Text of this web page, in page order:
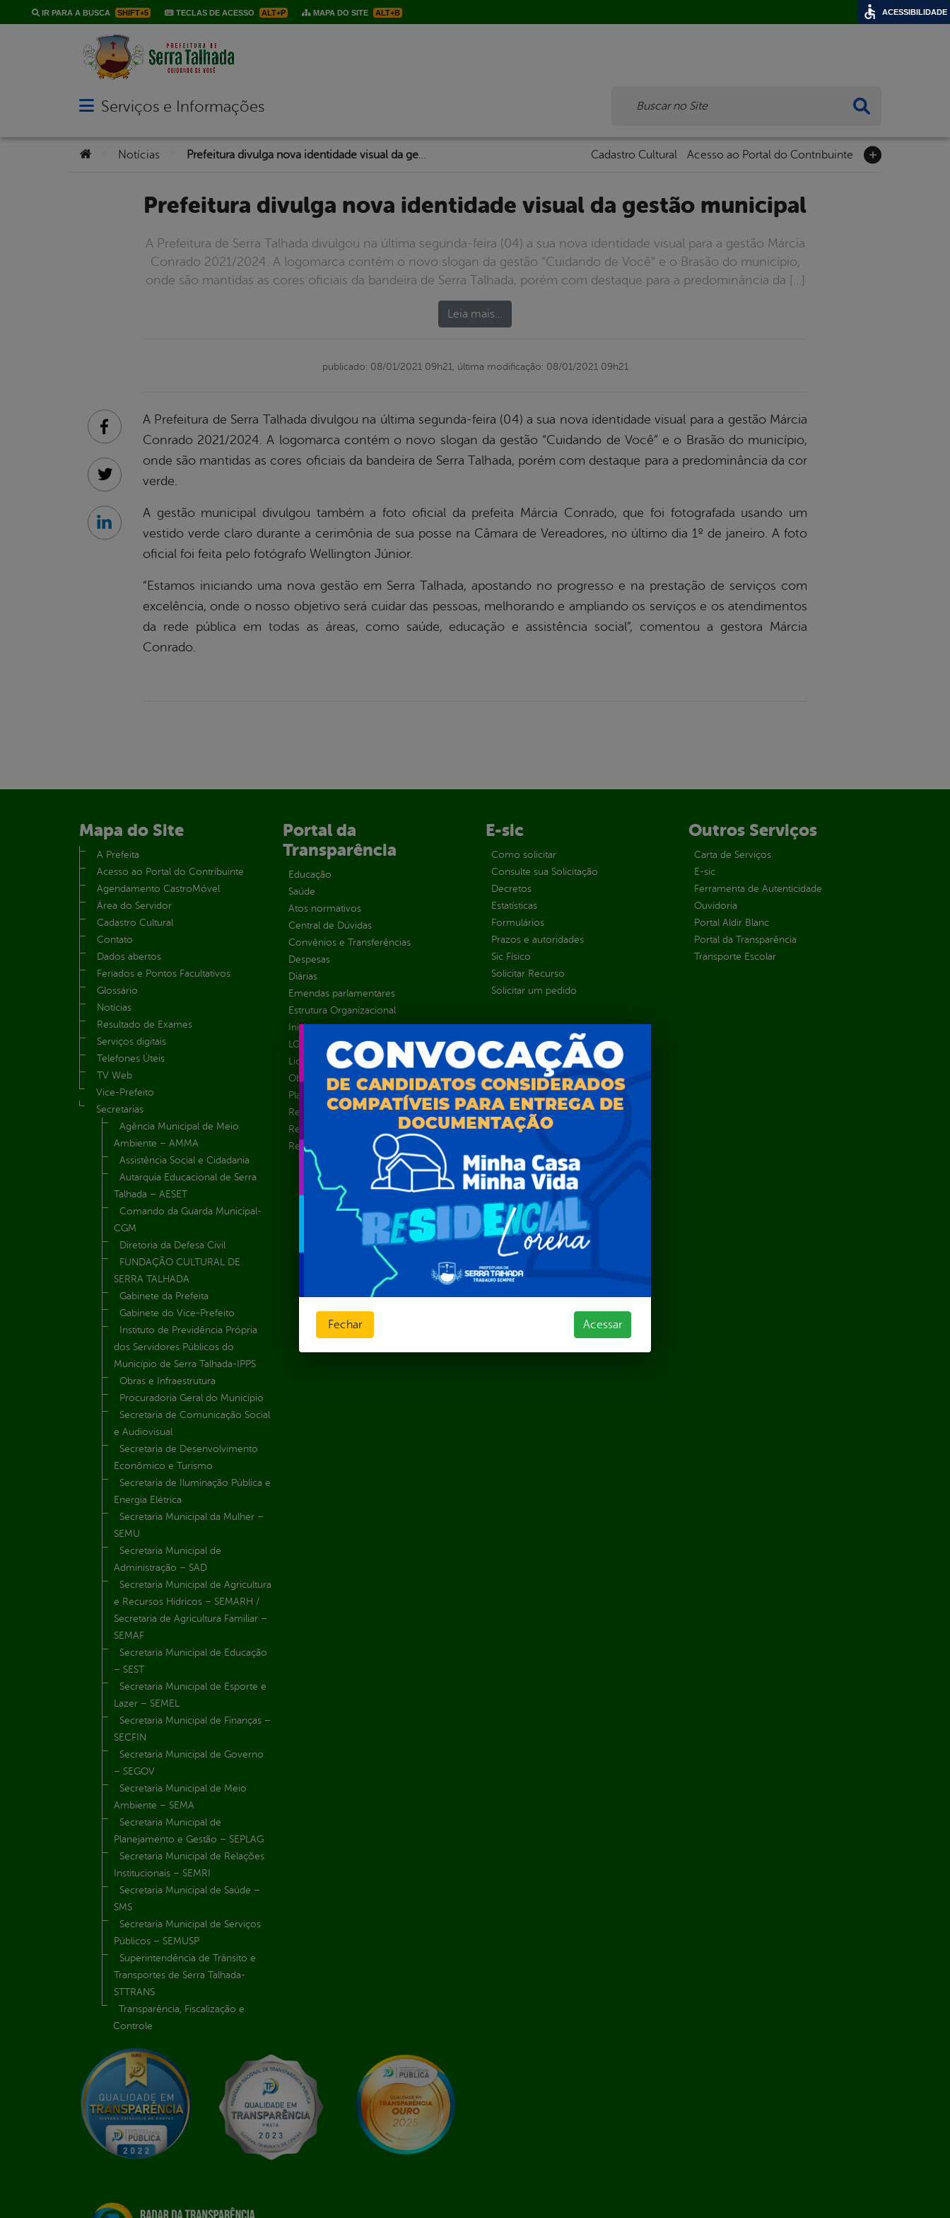
IR PARA A BUSCA SHIFT+5 TECLAS DE ACESSO ALT+P MAPA DO SITE ALT+B
Abrir menu principal de navegação
Serviços e Informações
Você está aqui:
Notícias Cadastro Cultural Acesso ao Portal do Contribuinte
Prefeitura divulga nova identidade visual da gestão municipal
A Prefeitura de Serra Talhada divulgou na última segunda-feira (04) a sua nova identidade visual para a gestão Márcia
Conrado 2021/2024. A logomarca contém o novo slogan da gestão “Cuidando de Você” e o Brasão do município,
onde são mantidas as cores oficiais da bandeira de Serra Talhada, porém com destaque para a predominância da […]
Leia mais…
publicado: 08/01/2021 09h21, última modificação: 08/01/2021 09h21
A Prefeitura de Serra Talhada divulgou na última segunda-feira (04) a sua nova identidade visual para a gestão Márcia
Conrado 2021/2024. A logomarca contém o novo slogan da gestão “Cuidando de Você” e o Brasão do município,
onde são mantidas as cores oficiais da bandeira de Serra Talhada, porém com destaque para a predominância da cor
verde.
A gestão municipal divulgou também a foto oficial da prefeita Márcia Conrado, que foi fotografada usando um
vestido verde claro durante a cerimônia de sua posse na Câmara de Vereadores, no último dia 1º de janeiro. A foto
oficial foi feita pelo fotógrafo Wellington Júnior.
“Estamos iniciando uma nova gestão em Serra Talhada, apostando no progresso e na prestação de serviços com
excelência, onde o nosso objetivo será cuidar das pessoas, melhorando e ampliando os serviços e os atendimentos
da rede pública em todas as áreas, como saúde, educação e assistência social”, comentou a gestora Márcia
Conrado.
Facebook
Twitter
Linkedin
Mapa do Site
A Prefeita
Acesso ao Portal do Contribuinte
Agendamento CastroMóvel
Área do Servidor
Cadastro Cultural
Contato
Dados abertos
Feriados e Pontos Facultativos
Glossário
Notícias
Resultado de Exames
Serviços digitais
Telefones Úteis
TV Web
Vice-Prefeito
Secretarias
Agência Municipal de Meio
Ambiente – AMMA
Assistência Social e Cidadania
Autarquia Educacional de Serra
Talhada – AESET
Comando da Guarda Municipal-
CGM
Diretoria da Defesa Civil
FUNDAÇÃO CULTURAL DE
SERRA TALHADA
Gabinete da Prefeita
Gabinete do Vice-Prefeito
Instituto de Previdência Própria
dos Servidores Públicos do
Município de Serra Talhada-IPPS
Obras e Infraestrutura
Procuradoria Geral do Município
Secretaria de Comunicação Social
e Audiovisual
Secretaria de Desenvolvimento
Econômico e Turismo
Secretaria de Iluminação Pública e
Energia Elétrica
Secretaria Municipal da Mulher –
SEMU
Secretaria Municipal de
Administração – SAD
Secretaria Municipal de Agricultura
e Recursos Hídricos – SEMARH /
Secretaria de Agricultura Familiar –
SEMAF
Secretaria Municipal de Educação
– SEST
Secretaria Municipal de Esporte e
Lazer – SEMEL
Secretaria Municipal de Finanças –
SECFIN
Secretaria Municipal de Governo
– SEGOV
Secretaria Municipal de Meio
Ambiente – SEMA
Secretaria Municipal de
Planejamento e Gestão – SEPLAG
Secretaria Municipal de Relações
Institucionais – SEMRI
Secretaria Municipal de Saúde –
SMS
Secretaria Municipal de Serviços
Públicos – SEMUSP
Superintendência de Trânsito e
Transportes de Serra Talhada-
STTRANS
Transparência, Fiscalização e
Controle
Portal da
Transparência
Educação
Saúde
Atos normativos
Central de Dúvidas
Convênios e Transferências
Despesas
Diárias
Emendas parlamentares
Estrutura Organizacional
Inicio
LGPD e Governo Digital
Licitações e Contratos
Obras Públicas
Planejamento e Prestação de Contas
Receitas
Recursos Humanos
Renúncias de Receitas
E-sic
Como solicitar
Consulte sua Solicitação
Decretos
Estatísticas
Formulários
Prazos e autoridades
Sic Físico
Solicitar Recurso
Solicitar um pedido
Outros Serviços
Carta de Serviços
E-sic
Ferramenta de Autenticidade
Ouvidoria
Portal Aldir Blanc
Portal da Transparência
Transporte Escolar
Fechar Acessar
ACESSIBILIDADE